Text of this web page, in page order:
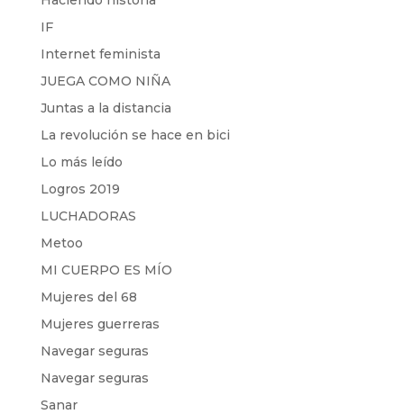
IF
Internet feminista
JUEGA COMO NIÑA
Juntas a la distancia
La revolución se hace en bici
Lo más leído
Logros 2019
LUCHADORAS
Metoo
MI CUERPO ES MÍO
Mujeres del 68
Mujeres guerreras
Navegar seguras
Navegar seguras
Sanar